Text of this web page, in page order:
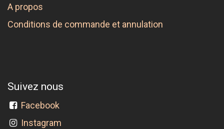
A propos
Conditions de commande et annulation
Suivez nous
Facebook
Instagram